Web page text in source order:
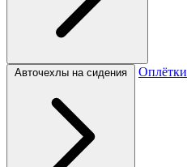
Авточехлы на сидения Оплётки